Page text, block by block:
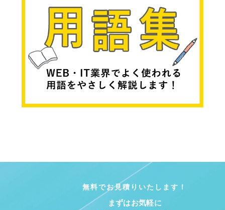
無料でお見積りいたします！
まずはお気軽に